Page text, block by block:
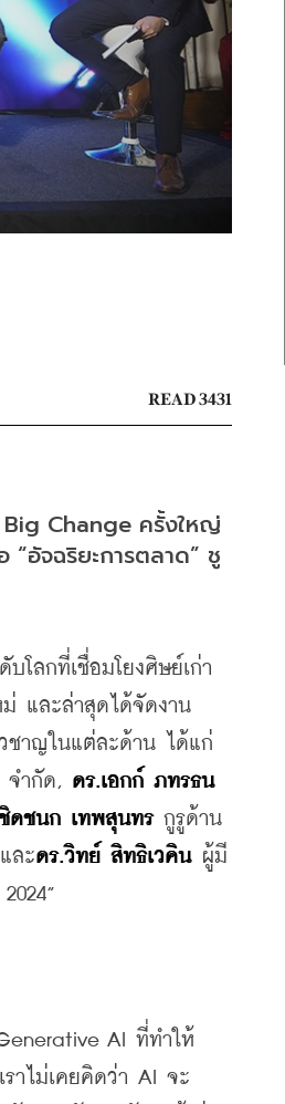
READ 3431
Big Change ครั้งใหญ่
อัจฉริยะการตลาด” ชู
โลกที่เชื่อมโยงศิษย์เก่า
และล่าสุดได้จัดงาน
จำกัด, ดร.เอกก์ ภทรธน
ดชนก เทพสุนทร กูรูด้าน
ละดร.วิทย์ สิทธิเวคิน ผู้มี
AI ที่ทำให้
าไม่เคยคิดว่า AI จะ